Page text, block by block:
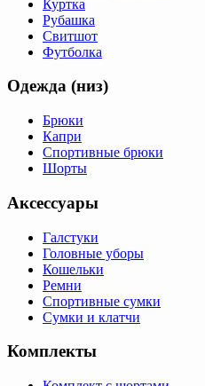
Куртка
Рубашка
Свитшот
Футболка
Одежда (низ)
Брюки
Капри
Спортивные брюки
Шорты
Аксессуары
Галстуки
Головные уборы
Кошельки
Ремни
Спортивные сумки
Сумки и клатчи
Комплекты